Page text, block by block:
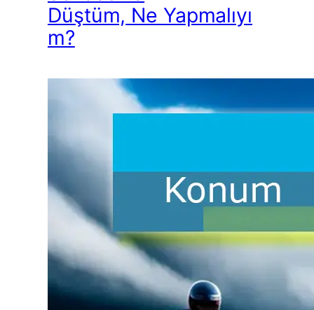
Düştüm, Ne Yapmalıyı
m?